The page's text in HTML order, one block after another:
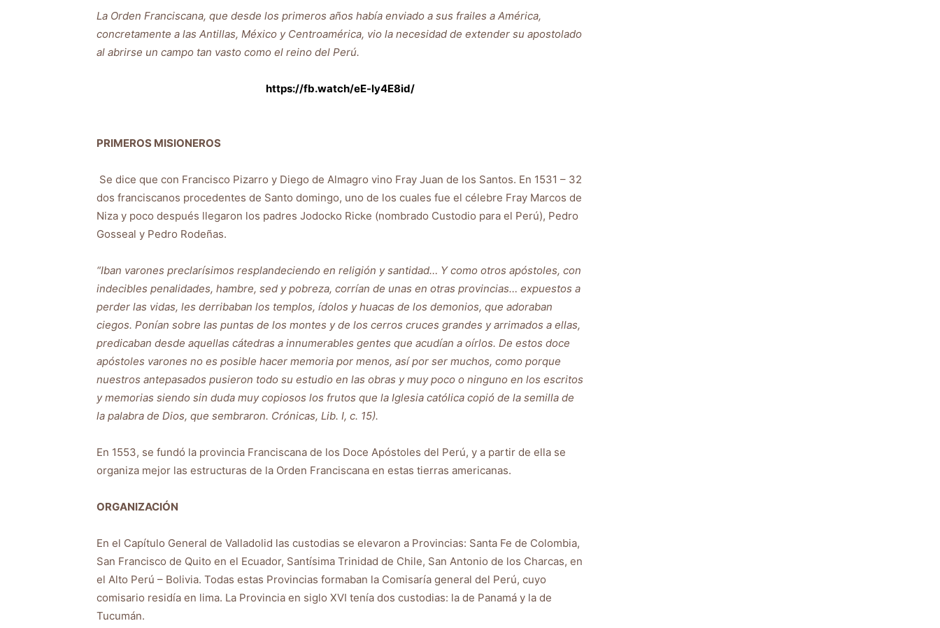
La Orden Franciscana, que desde los primeros años había enviado a sus frailes a América,
concretamente a las Antillas, México y Centroamérica, vio la necesidad de extender su apostolado
al abrirse un campo tan vasto como el reino del Perú.
https://fb.watch/eE-ly4E8id/
PRIMEROS MISIONEROS
Se dice que con Francisco Pizarro y Diego de Almagro vino Fray Juan de los Santos. En 1531 – 32
dos franciscanos procedentes de Santo domingo, uno de los cuales fue el célebre Fray Marcos de
Niza y poco después llegaron los padres Jodocko Ricke (nombrado Custodio para el Perú), Pedro
Gosseal y Pedro Rodeñas.
“Iban varones preclarísimos resplandeciendo en religión y santidad… Y como otros apóstoles, con
indecibles penalidades, hambre, sed y pobreza, corrían de unas en otras provincias… expuestos a
perder las vidas, les derribaban los templos, ídolos y huacas de los demonios, que adoraban
ciegos. Ponían sobre las puntas de los montes y de los cerros cruces grandes y arrimados a ellas,
predicaban desde aquellas cátedras a innumerables gentes que acudían a oírlos. De estos doce
apóstoles varones no es posible hacer memoria por menos, así por ser muchos, como porque
nuestros antepasados pusieron todo su estudio en las obras y muy poco o ninguno en los escritos
y memorias siendo sin duda muy copiosos los frutos que la Iglesia católica copió de la semilla de
la palabra de Dios, que sembraron. Crónicas, Lib. I, c. 15).
En 1553, se fundó la provincia Franciscana de los Doce Apóstoles del Perú, y a partir de ella se
organiza mejor las estructuras de la Orden Franciscana en estas tierras americanas.
ORGANIZACIÓN
En el Capítulo General de Valladolid las custodias se elevaron a Provincias: Santa Fe de Colombia,
San Francisco de Quito en el Ecuador, Santísima Trinidad de Chile, San Antonio de los Charcas, en
el Alto Perú – Bolivia. Todas estas Provincias formaban la Comisaría general del Perú, cuyo
comisario residía en lima. La Provincia en siglo XVI tenía dos custodias: la de Panamá y la de
Tucumán.